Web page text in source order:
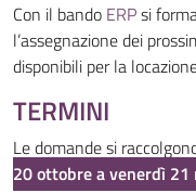
Con il bando ERPsi
l’assegnazione dei
disponibili per la
TERMINI
Le domande si
20 ottobre a venerdì 21